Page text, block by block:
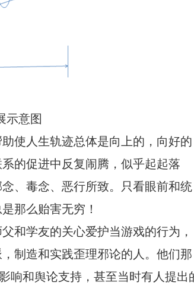
[舞蹈]观音菩萨如秋月
示意图
使人生轨迹总体是向上的，向好的
的促进中反复闹腾，似乎起起落
、毒念、恶行所致。只看眼前和统
那么贻害无穷！
和学友的关心爱护当游戏的行为，
制造和实践歪理邪论的人。他们那
响和舆论支持，甚至当时有人提出